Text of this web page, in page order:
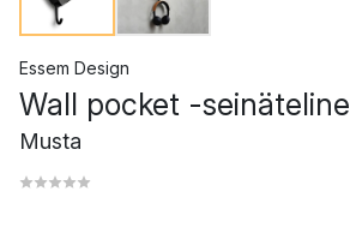
Essem Design
Wall pocket -seinäteline
Musta